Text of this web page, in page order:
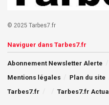
© 2025 Tarbes7.fr
Naviguer dans Tarbes7.fr
Abonnement Newsletter Alerte
Mentions légales
Plan du site
Tarbes7.fr
Tarbes7.fr